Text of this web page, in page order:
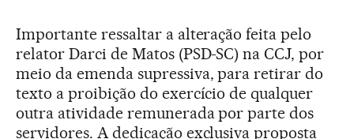
Importante ressaltar a alteração feita pelo
relator Darci de Matos (PSD-SC) na CCJ, por
meio da emenda supressiva, para retirar do
texto a proibição do exercício de qualquer
outra atividade remunerada por parte dos
servidores. A dedicação exclusiva proposta